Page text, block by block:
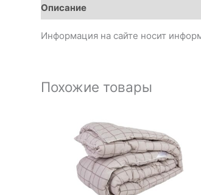
Описание
Информация на сайте носит
Похожие товары
2
440₽
3
100₽